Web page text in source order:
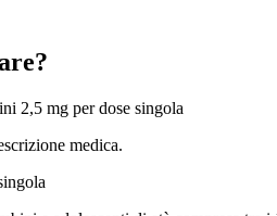
2,5 mg per dose singola
medica.